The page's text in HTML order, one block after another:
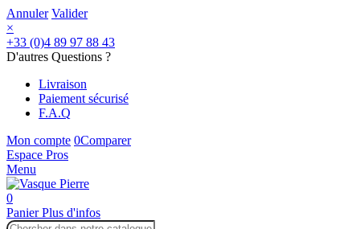
Annuler Valider
×
+33 (0)4 89 97 88 43
D'autres Questions ?
Livraison
Paiement sécurisé
F.A.Q
Mon compte 0Comparer
Espace Pros
Menu
0
Panier Plus d'infos